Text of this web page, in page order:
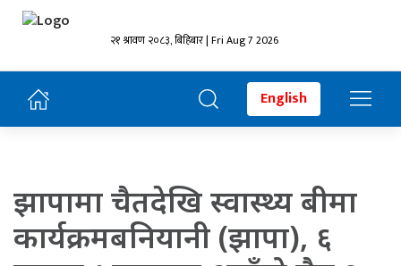
२१ श्रावण २०८३, बिहिबार | Fri Aug 7 2026
English
झापामा चैतदेखि स्वास्थ्य बीमा
कार्यक्रमबनियानी (झापा), ६